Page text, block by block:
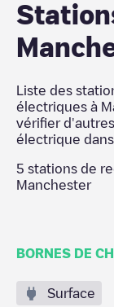
Liste des
électriques à
vérifier
électrique dans
5 stations de
Manchester
BORNES DE
Surface